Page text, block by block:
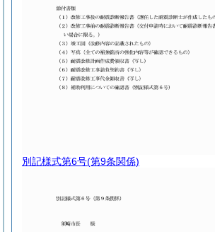
別記様式第6号(第9条関係)